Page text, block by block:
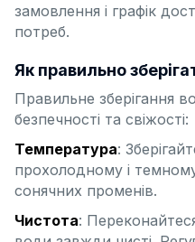
замовлення і графік
потреб.
Як правильно
Правильне зберігання
безпечності та свіжості:
Температура:
прохолодному і
сонячних променів.
Чистота: